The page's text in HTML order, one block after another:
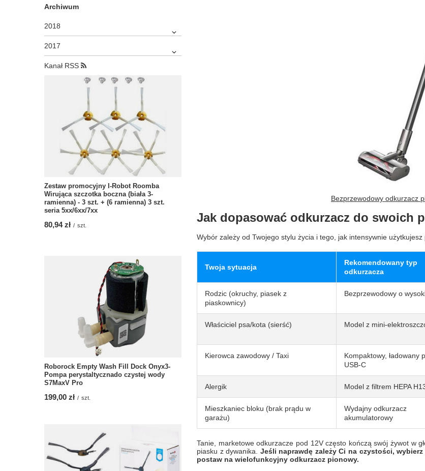
Archiwum
2018
2017
Kanał RSS
Zestaw promocyjny I-Robot Roomba
Wirująca szczotka boczna (biała 3-
ramienna) - 3 szt. + (6 ramienna) 3 szt.
seria 5xx/6xx/7xx
80,94 zł / szt.
Roborock Empty Wash Fill Dock Onyx3-
Pompa perystaltycznado czystej wody
S7MaxV Pro
199,00 zł / szt.
Bezprzewodowy odkurzacz
Jak dopasować odkurzacz do swoich
Wybór zależy od Twojego stylu życia i tego, jak intensywnie
Twoja sytuacja
Rekomendowany typ
odkurzacza
Rodzic (okruchy, piasek z
piaskownicy)
Bezprzewodowy o
Właściciel psa/kota (sierść) Model z mini-
Kierowca zawodowy / Taxi
Kompaktowy, ładowany
USB-C
Alergik Model z filtrem HEPA
Mieszkaniec bloku (brak prądu w
garażu)
Wydajny odkurzacz
akumulatorowy
Tanie, marketowe odkurzacze pod 12V często kończą swój żywot w
piasku z dywanika. Jeśli naprawdę zależy Ci na czystości,
postaw na wielofunkcyjny odkurzacz pionowy.